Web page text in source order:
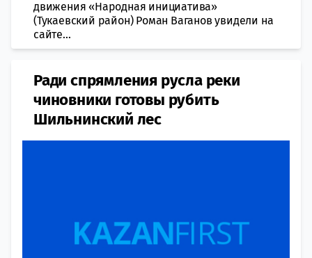
движения «Народная инициатива»
(Тукаевский район) Роман Ваганов увидели на
сайте...
Ради спрямления русла реки
чиновники готовы рубить
Шильнинский лес